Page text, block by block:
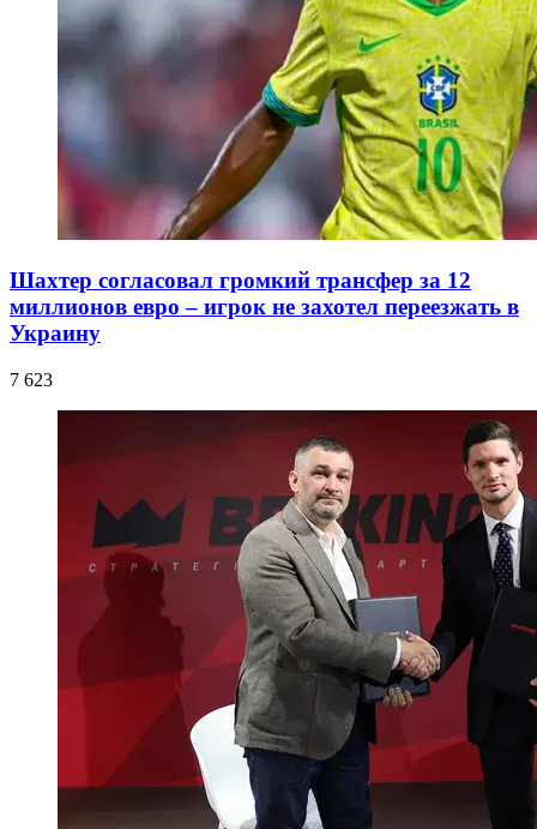
Шахтер согласовал громкий трансфер за 12
миллионов евро – игрок не захотел переезжать в
Украину
7 623